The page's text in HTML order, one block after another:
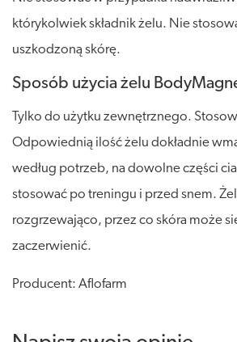
którykolwiek składnik żelu. Nie
uszkodzoną skórę.
Sposób użycia żelu
Tylko do użytku zewnętrznego.
Odpowiednią ilość żelu dokładnie
według potrzeb, na dowolne części
stosować po treningu i przed snem. Żel
rozgrzewająco, przez co skóra może
zaczerwienić.
Producent: Aflofarm